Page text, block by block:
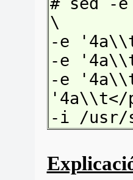
\
-e
-e
-e
'4a\\t</
-i /usr/